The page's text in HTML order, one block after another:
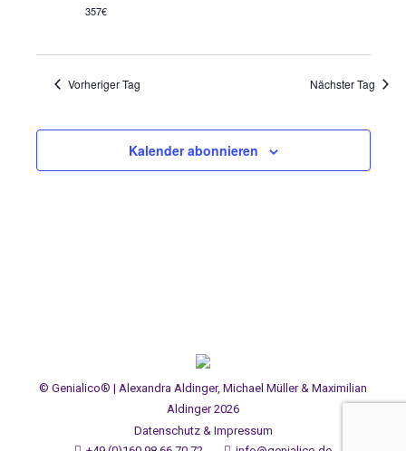
357€
Vorheriger Tag Nächster Tag
Kalender abonnieren
© Genialico® | Alexandra Aldinger, Michael Müller & Maximilian
Aldinger 2026
Datenschutz & Impressum